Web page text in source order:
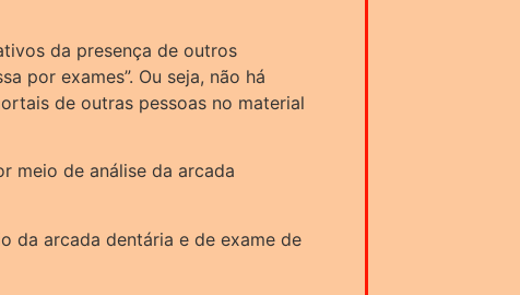
da presença de outros
por exames”. Ou seja, não há
de outras pessoas no material
meio de análise da arcada
da arcada dentária e de exame de